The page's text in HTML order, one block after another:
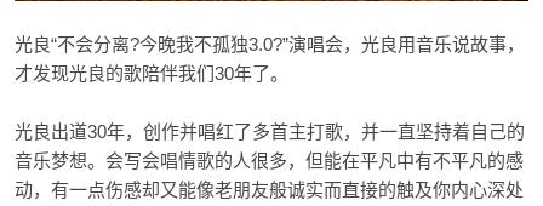
光良“不会分离?今晚我不孤独3.0?”演唱会，光良用音乐说故事，
才发现光良的歌陪伴我们30年了。
光良出道30年，创作并唱红了多首主打歌，并一直坚持着自己的
音乐梦想。会写会唱情歌的人很多，但能在平凡中有不平凡的感
动，有一点伤感却又能像老朋友般诚实而直接的触及你内心深处